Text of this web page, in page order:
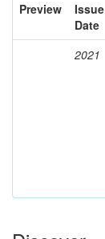
Preview
Issue
Date
2021